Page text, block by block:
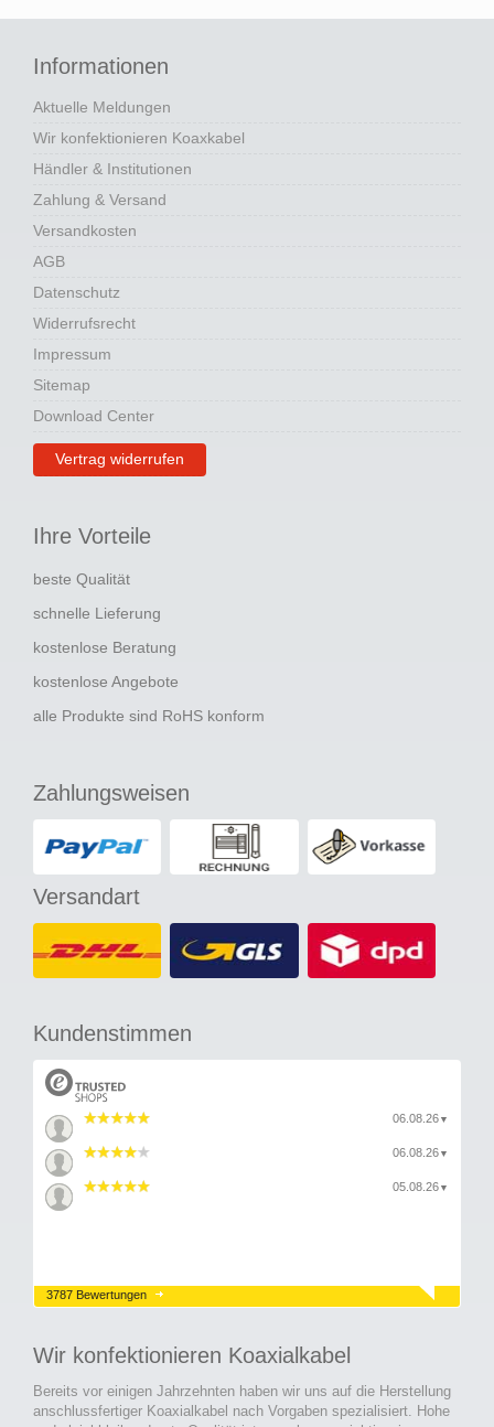
Informationen
Aktuelle Meldungen
Wir konfektionieren Koaxkabel
Händler & Institutionen
Zahlung & Versand
Versandkosten
AGB
Datenschutz
Widerrufsrecht
Impressum
Sitemap
Download Center
Vertrag widerrufen
Ihre Vorteile
beste Qualität
schnelle Lieferung
kostenlose Beratung
kostenlose Angebote
alle Produkte sind RoHS konform
Zahlungsweisen
Versandart
Kundenstimmen
06.08.26 ▼
06.08.26 ▼
05.08.26 ▼
3787 Bewertungen
Wir konfektionieren Koaxialkabel
Bereits vor einigen Jahrzehnten haben wir uns auf die Herstellung
anschlussfertiger Koaxialkabel nach Vorgaben spezialisiert. Hohe